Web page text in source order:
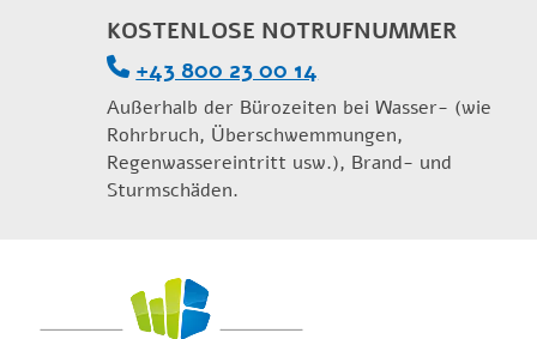
KOSTENLOSE NOTRUFNUMMER
+43 800 23 00 14
Außerhalb der Bürozeiten bei Wasser- (wie
Rohrbruch, Überschwemmungen,
Regenwassereintritt usw.), Brand- und
Sturmschäden.